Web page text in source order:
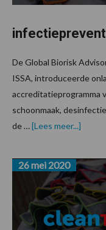
De Global Biorisk
ISSA, introduceerde
accreditatieprogramma
schoonmaak,
de …[Lees meer...]
en
26 mei 2020